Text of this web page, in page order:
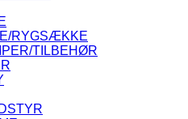
RYGSÆKKE
TILBEHØR